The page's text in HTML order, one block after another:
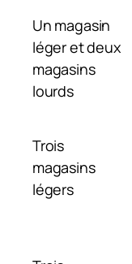
Un magasin
léger et deux
magasins
lourds
Trois
magasins
légers